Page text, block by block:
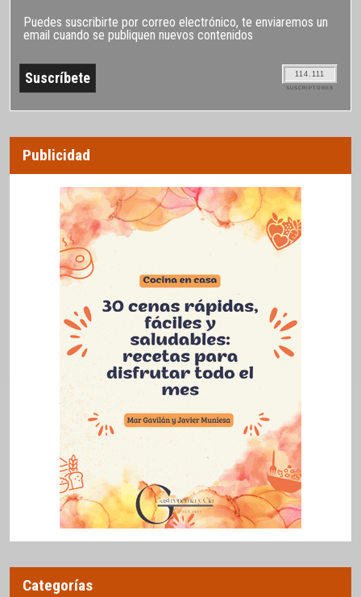
Puedes suscribirte por correo electrónico, te enviaremos un
email cuando se publiquen nuevos contenidos
114.111
SUSCRIPTORES
Publicidad
Categorías